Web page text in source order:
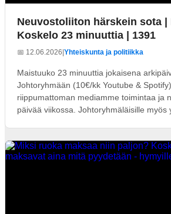
Neuvostoliiton härskein sota |
Koskelo 23 minuuttia | 1391
📅 12.06.2026|Yhteiskunta ja politiikka
Maistuuko 23 minuuttia jokaisena
Johtoryhmään (10€/kk Youtube &
riippumattoman mediamme toimintaa ja
päivää viikossa. Johtoryhmäläisille myös